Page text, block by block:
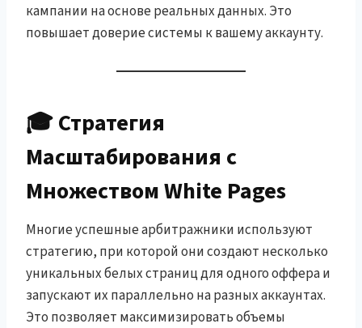
кампании на основе реальных данных. Это
повышает доверие системы к вашему аккаунту.
🎓 Стратегия
Масштабирования с
Множеством White Pages
Многие успешные арбитражники используют
стратегию, при которой они создают несколько
уникальных белых страниц для одного оффера и
запускают их параллельно на разных аккаунтах.
Это позволяет максимизировать объемы